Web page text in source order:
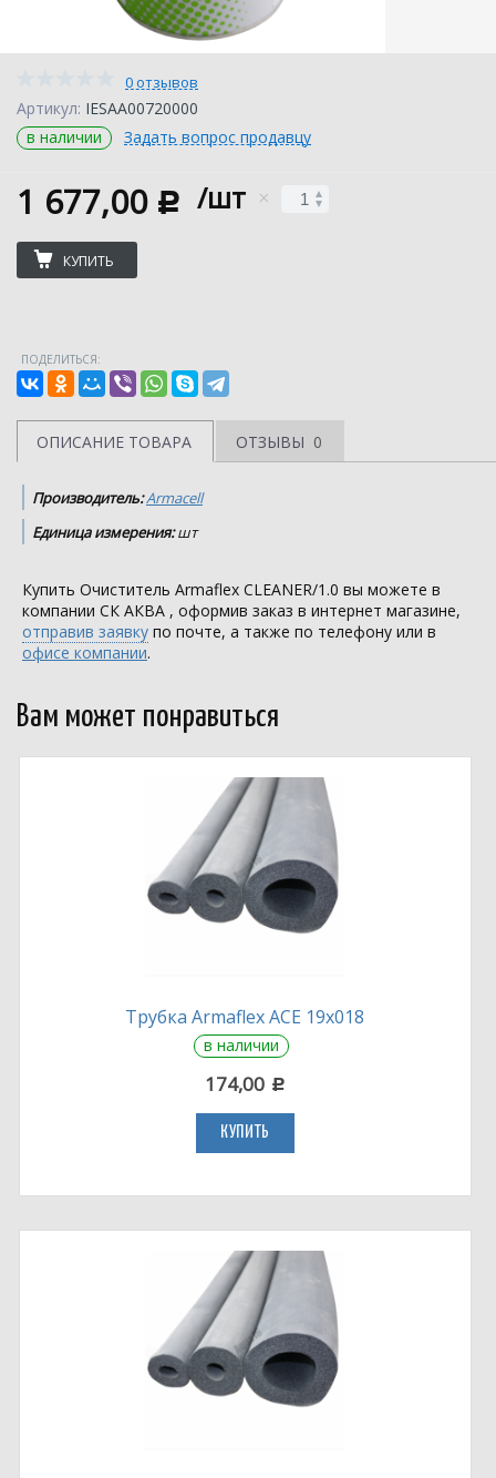
0 отзывов
Артикул: IESAA00720000
в наличии
Задать вопрос продавцу
1 677,00 c /шт
КУПИТЬ
ПОДЕЛИТЬСЯ:
ОПИСАНИЕ ТОВАРА ОТЗЫВЫ 0
Производитель:Armacell
Единица измерения:шт
Купить Очиститель Armaflex CLEANER/1.0 вы можете в
компании СК АКВА , оформив заказ в интернет магазине,
отправив заявку по почте, а также по телефону или в
офисе компании.
Вам может понравиться
Трубка Armaflex ACE 19х018
в наличии
174,00 c
КУПИТЬ